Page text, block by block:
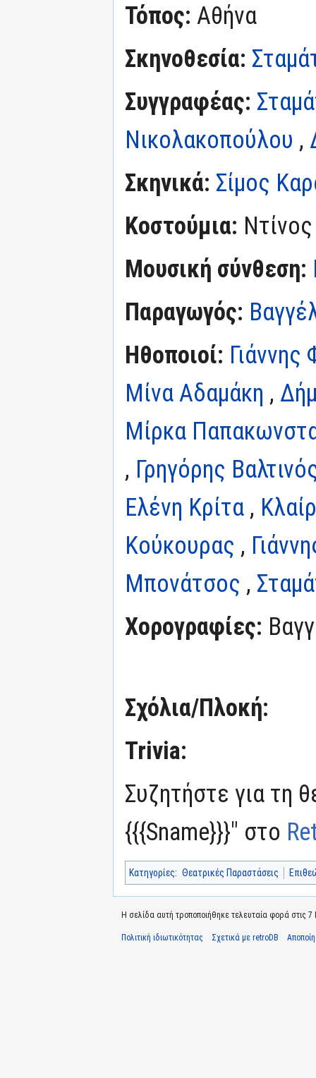
Τόπος: Αθήνα
Σκηνοθεσία:
Συγγραφέας:
Νικολακοπούλου ,
Σκηνικά: Σίμος
Κοστούμια:
Μουσική σύνθεση:
Παραγωγός:
Ηθοποιοί: Γιάννης
Μίνα Αδαμάκη ,
Μίρκα
, Γρηγόρης
Ελένη Κρίτα ,
Κούκουρας ,
Μπονάτσος ,
Χορογραφίες:
Σχόλια/Πλοκή:
Trivia:
Συζητήστε για τη
{{{Sname}}}" στο
Κατηγορίες: Θεατρικές Παραστάσεις
Η σελίδα αυτή τροποποιήθηκε τελευταία φορά στις 7
Πολιτική ιδιωτικότητας Σχετικά με retroDB